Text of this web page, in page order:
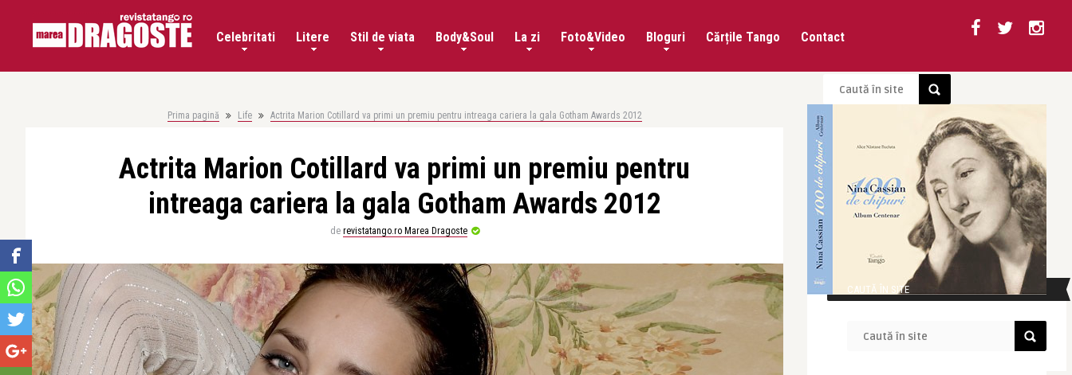
Celebritati Litere Stil de viata Body&Soul La zi Foto&Video Bloguri Cărțile Tango Contact
Prima pagină Life Actrita Marion Cotillard va primi un premiu pentru intreaga cariera la gala Gotham Awards 2012
Actrita Marion Cotillard va primi un premiu pentru
intreaga cariera la gala Gotham Awards 2012
de revistatango.ro Marea Dragoste
CAUTĂ ÎN SITE